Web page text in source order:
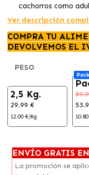
cachorros como
Promueve la
mejorando la
digestióny
No solo beneficia la
Ver descripción
COMPRA TU
DEVOLVEMOS EL
PESO
2,5 Kg.
29.99 €
12.00 €/Kg
ENVÍO GRATIS
La promoción se